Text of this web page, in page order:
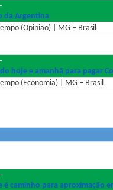
da Argentina
(Opinião) | MG – Brasil
hoje e amanhã para pagar
(Economia) | MG – Brasil
caminho para aproximação